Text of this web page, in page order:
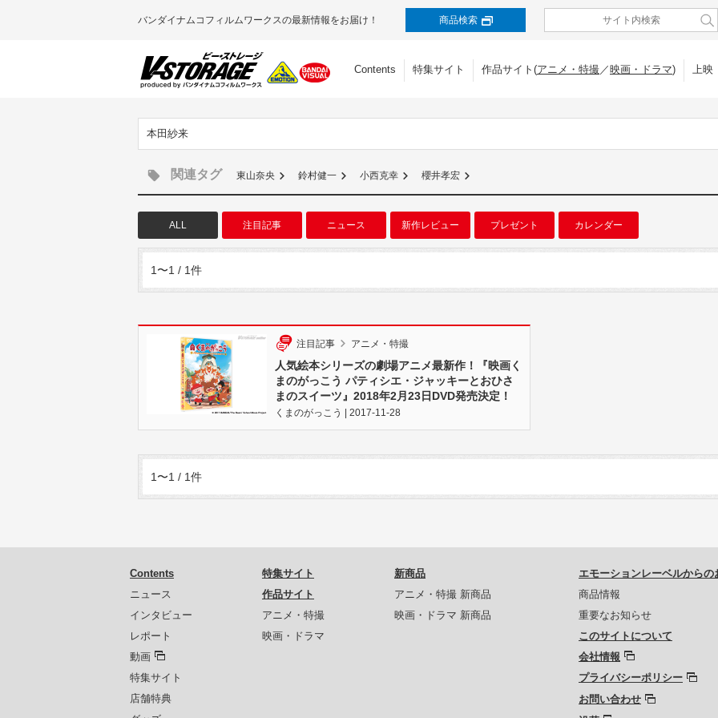
バンダイナムコフィルムワークスの最新情報をお届け！ 商品検索
Contents 特集サイト 作品サイト(アニメ・特撮／映画・ドラマ) 上映
本田紗来
関連タグ 東山奈央 鈴村健一 小西克幸 櫻井孝宏
ALL 注目記事 ニュース 新作レビュー プレゼント カレンダー
1〜1 / 1件
注目記事 アニメ・特撮
人気絵本シリーズの劇場アニメ最新作！『映画く
まのがっこう パティシエ・ジャッキーとおひさ
まのスイーツ』2018年2月23日DVD発売決定！
くまのがっこう | 2017-11-28
1〜1 / 1件
Contents
ニュース
インタビュー
レポート
動画
特集サイト
店舗特典
特集サイト
作品サイト
アニメ・特撮
映画・ドラマ
新商品
アニメ・特撮 新商品
映画・ドラマ 新商品
エモーションレーベルからの
商品情報
重要なお知らせ
このサイトについて
会社情報
プライバシーポリシー
お問い合わせ